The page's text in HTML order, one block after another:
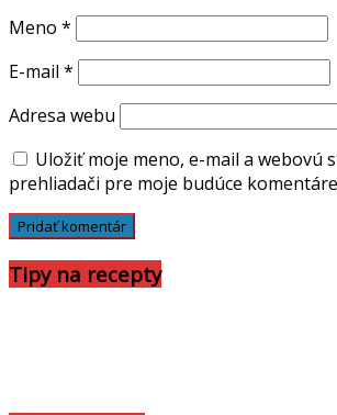
Meno *
E-mail *
Adresa webu
Uložiť moje meno, e-mail a webovú
prehliadači pre moje budúce
Tipy na recepty